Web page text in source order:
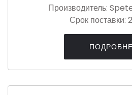
Производитель:
Срок поставки: